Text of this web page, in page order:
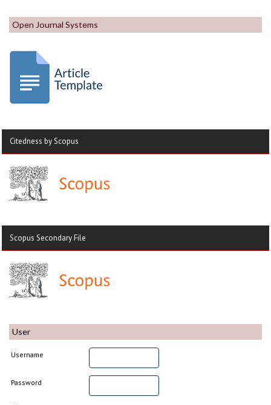
Open Journal Systems
Citedness by Scopus
Scopus Secondary File
User
Username
Password